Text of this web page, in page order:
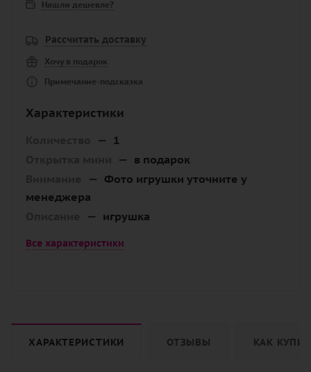
Нашли дешевле?
Рассчитать доставку
Хочу в подарок
Примечание-подсказка
Характеристики
— 1
— в подарок
— Фото игрушки уточните у
менеджера
— игрушка
Все характеристики
ХАРАКТЕРИСТИКИ ОТЗЫВЫ КАК